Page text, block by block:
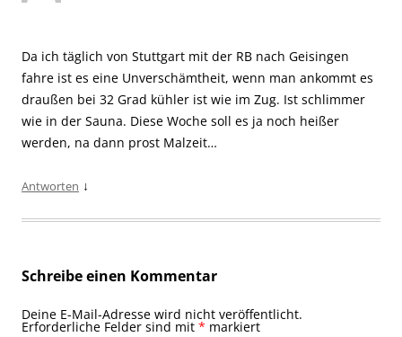
Da ich täglich von Stuttgart mit der RB nach Geisingen
fahre ist es eine Unverschämtheit, wenn man ankommt es
draußen bei 32 Grad kühler ist wie im Zug. Ist schlimmer
wie in der Sauna. Diese Woche soll es ja noch heißer
werden, na dann prost Malzeit…
Antworten ↓
Schreibe einen Kommentar
Deine E-Mail-Adresse wird nicht veröffentlicht.
Erforderliche Felder sind mit * markiert